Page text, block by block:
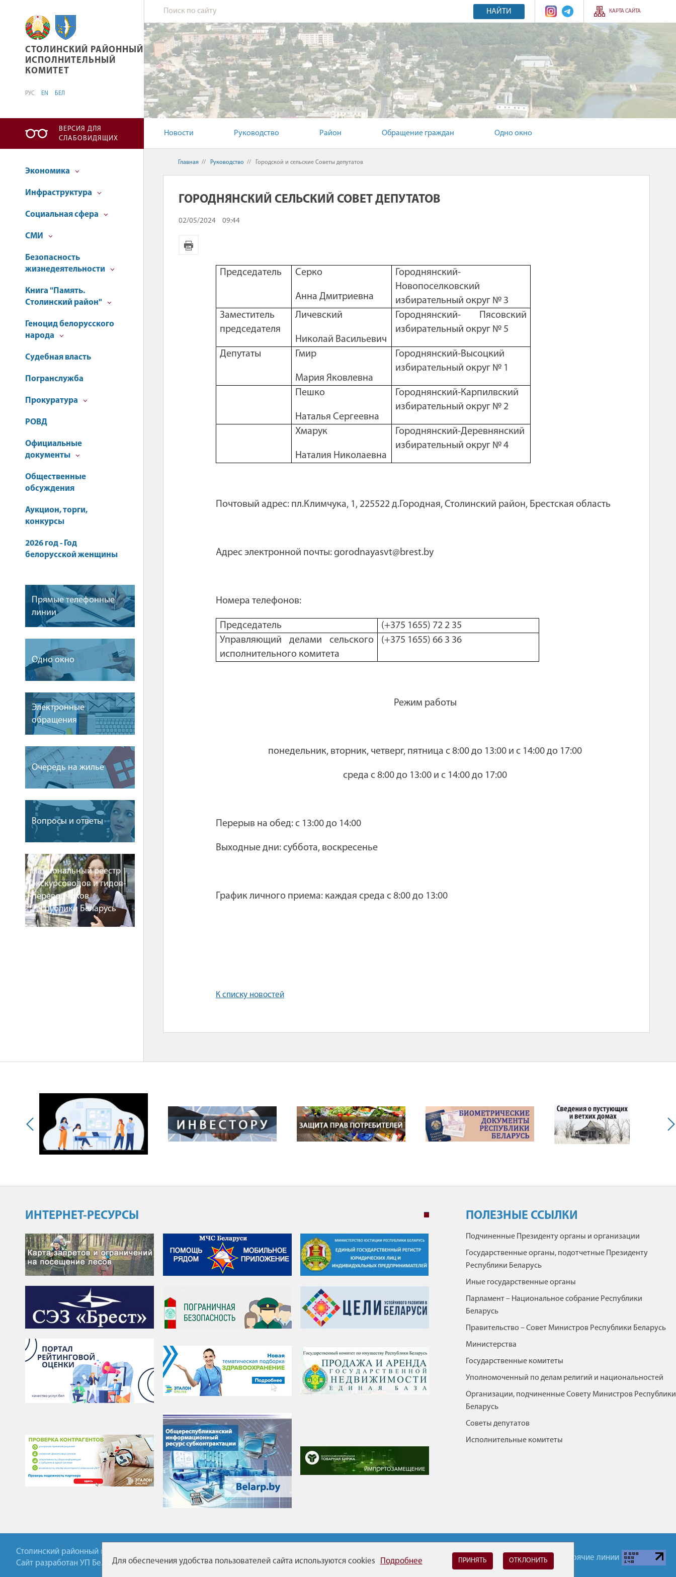
СТОЛИНСКИЙ РАЙОННЫЙ ИСПОЛНИТЕЛЬНЫЙ КОМИТЕТ
СТОЛИНСКИЙ РАЙОННЫЙ
ИСПОЛНИТЕЛЬНЫЙ
КОМИТЕТ
РУС EN БЕЛ
НАЙТИ КАРТА САЙТА
ВЕРСИЯ ДЛЯ
СЛАБОВИДЯЩИХ
Новости Руководство Район Обращение граждан Одно окно
Экономика
Инфраструктура
Социальная сфера
СМИ
Безопасность
жизнедеятельности
Книга "Память.
Столинский район"
Геноцид белорусского
народа
Судебная власть
Погранслужба
Прокуратура
РОВД
Официальные
документы
Общественные
обсуждения
Аукцион, торги,
конкурсы
2026 год - Год
белорусской женщины
Прямые телефонные
линии
Одно окно
Электронные
обращения
Очередь на жилье
Вопросы и ответы
Национальный реестр
экскурсоводов и гидов-
переводчиков
Республики Беларусь
Главная // Руководство // Городской и сельские Советы депутатов
ГОРОДНЯНСКИЙ СЕЛЬСКИЙ СОВЕТ ДЕПУТАТОВ
02/05/2024 09:44
Председатель Серко
Анна Дмитриевна
Городнянский-
Новопоселковский
избирательный округ № 3
Заместитель
председателя
Личевский
Николай Васильевич
Городнянский- Пясовский
избирательный округ № 5
Депутаты Гмир
Мария Яковлевна
Городнянский-Высоцкий
избирательный округ № 1
Пешко
Наталья Сергеевна
Городнянский-Карпилвский
избирательный округ № 2
Хмарук
Наталия Николаевна
Городнянский-Деревнянский
избирательный округ № 4
Почтовый адрес: пл.Климчука, 1, 225522 д.Городная, Столинский район, Брестская область
Адрес электронной почты: gorodnayasvt@brest.by
Номера телефонов:
Председатель
(+375 1655) 72 2 35
Управляющий делами сельского
исполнительного комитета
(+375 1655) 66 3 36
Режим работы
понедельник, вторник, четверг, пятница с 8:00 до 13:00 и с 14:00 до 17:00
среда с 8:00 до 13:00 и с 14:00 до 17:00
Перерыв на обед: с 13:00 до 14:00
Выходные дни: суббота, воскресенье
График личного приема: каждая среда с 8:00 до 13:00
К списку новостей
ИНТЕРНЕТ-РЕСУРСЫ ПОЛЕЗНЫЕ ССЫЛКИ
Подчиненные Президенту органы и организации
Государственные органы, подотчетные Президенту
Республики Беларусь
Иные государственные органы
Парламент – Национальное собрание Республики
Беларусь
Правительство – Совет Министров Республики Беларусь
Министерства
Государственные комитеты
Уполномоченный по делам религий и национальностей
Организации, подчиненные Совету Министров Республики
Беларусь
Советы депутатов
Исполнительные комитеты
Столинский районный исполнительный комитет ©2025
Сайт разработан УП БелТА
Карта сайта Обратная связь Горячие линии
Для обеспечения удобства пользователей сайта используются cookies Подробнее ПРИНЯТЬ ОТКЛОНИТЬ